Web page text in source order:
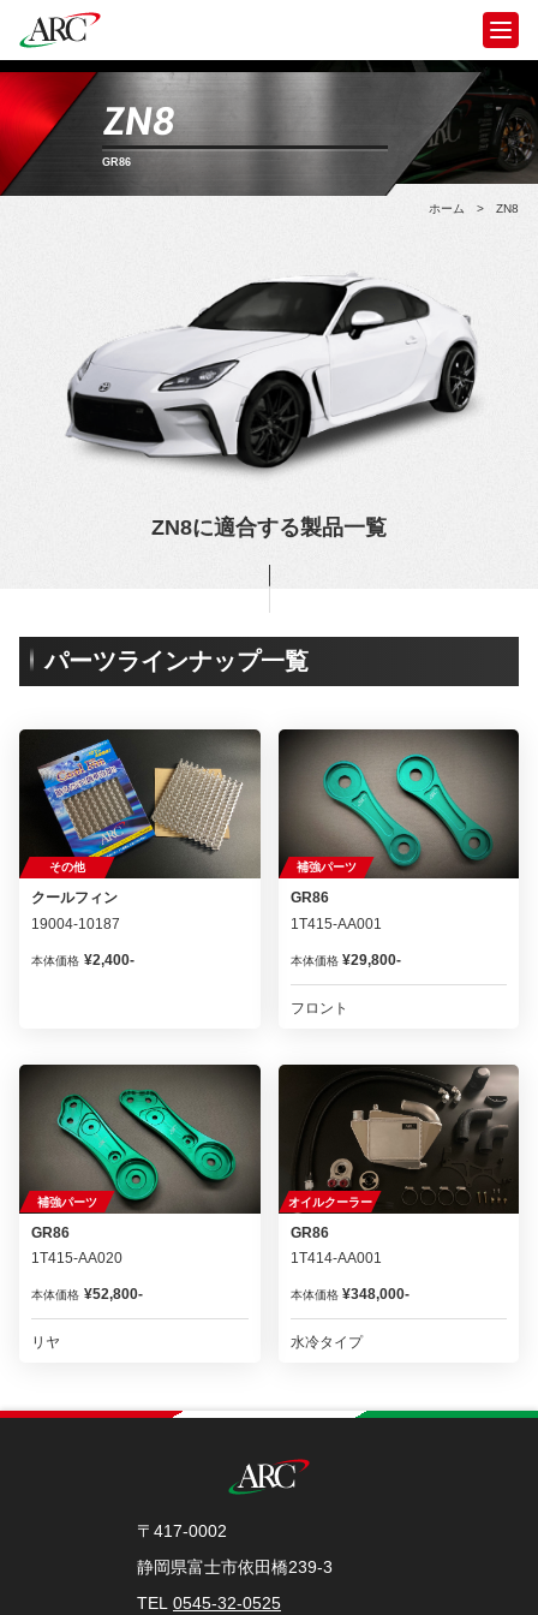
ZN8
GR86
ホーム > ZN8
ZN8に適合する製品一覧
パーツラインナップ一覧
その他
クールフィン
19004-10187
本体価格 ¥2,400-
補強パーツ
GR86
1T415-AA001
本体価格 ¥29,800-
フロント
補強パーツ
GR86
1T415-AA020
本体価格 ¥52,800-
リヤ
オイルクーラー
GR86
1T414-AA001
本体価格 ¥348,000-
水冷タイプ
〒417-0002
静岡県富士市依田橋239-3
TEL 0545-32-0525